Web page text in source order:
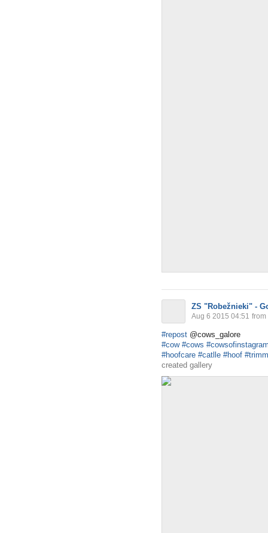
ZS "Robežnieki" -
Aug 6 2015 04:51 from
#repost @cows_galore
#cow #cows
#hoofcare #catlle #hoof
created gallery